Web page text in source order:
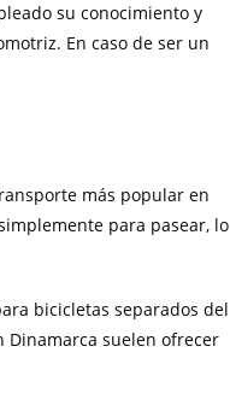
su conocimiento y
En caso de ser un
más popular en
para pasear, lo
bicicletas separados del
Dinamarca suelen ofrecer